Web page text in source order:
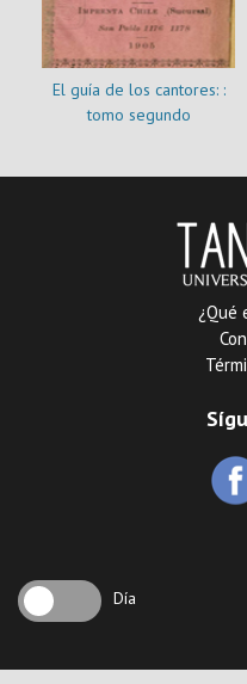
El guía de los cantores: :
tomo segundo
¿Qué
Día